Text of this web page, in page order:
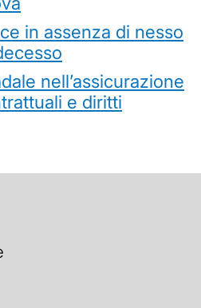
in assenza di nesso
nell’assicurazione
e diritti